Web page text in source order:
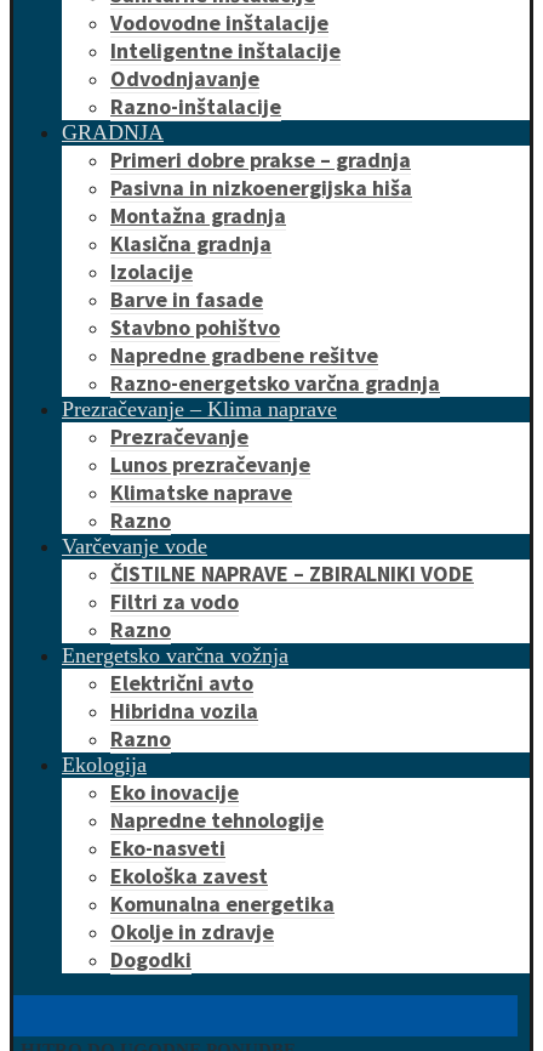
Vodovodne inštalacije
Inteligentne inštalacije
Odvodnjavanje
Razno-inštalacije
GRADNJA
Primeri dobre prakse – gradnja
Pasivna in nizkoenergijska hiša
Montažna gradnja
Klasična gradnja
Izolacije
Barve in fasade
Stavbno pohištvo
Napredne gradbene rešitve
Razno-energetsko varčna gradnja
Prezračevanje – Klima naprave
Prezračevanje
Lunos prezračevanje
Klimatske naprave
Razno
Varčevanje vode
ČISTILNE NAPRAVE – ZBIRALNIKI VODE
Filtri za vodo
Razno
Energetsko varčna vožnja
Električni avto
Hibridna vozila
Razno
Ekologija
Eko inovacije
Napredne tehnologije
Eko-nasveti
Ekološka zavest
Komunalna energetika
Okolje in zdravje
Dogodki